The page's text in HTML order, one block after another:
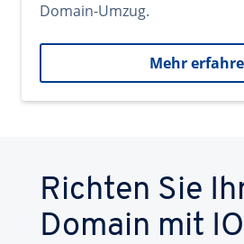
Domain-Umzug.
Mehr
Richten Sie
Domain mit